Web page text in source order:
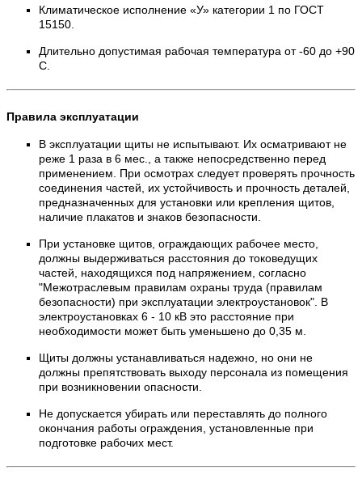
Климатическое исполнение «У» категории 1 по ГОСТ
15150.
Длительно допустимая рабочая температура от -60 до +90
С.
Правила эксплуатации
В эксплуатации щиты не испытывают. Их осматривают не
реже 1 раза в 6 мес., а также непосредственно перед
применением. При осмотрах следует проверять прочность
соединения частей, их устойчивость и прочность деталей,
предназначенных для установки или крепления щитов,
наличие плакатов и знаков безопасности.
При установке щитов, ограждающих рабочее место,
должны выдерживаться расстояния до токоведущих
частей, находящихся под напряжением, согласно
"Межотраслевым правилам охраны труда (правилам
безопасности) при эксплуатации электроустановок". В
электроустановках 6 - 10 кВ это расстояние при
необходимости может быть уменьшено до 0,35 м.
Щиты должны устанавливаться надежно, но они не
должны препятствовать выходу персонала из помещения
при возникновении опасности.
Не допускается убирать или переставлять до полного
окончания работы ограждения, установленные при
подготовке рабочих мест.